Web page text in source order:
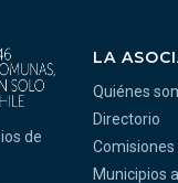
de
LA
Quiénes
Directorio
Municipios